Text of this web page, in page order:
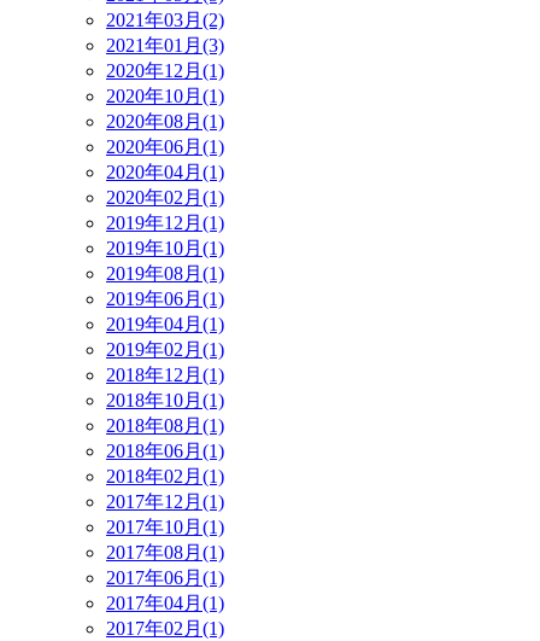
2021年03月(2)
2021年01月(3)
2020年12月(1)
2020年10月(1)
2020年08月(1)
2020年06月(1)
2020年04月(1)
2020年02月(1)
2019年12月(1)
2019年10月(1)
2019年08月(1)
2019年06月(1)
2019年04月(1)
2019年02月(1)
2018年12月(1)
2018年10月(1)
2018年08月(1)
2018年06月(1)
2018年02月(1)
2017年12月(1)
2017年10月(1)
2017年08月(1)
2017年06月(1)
2017年04月(1)
2017年02月(1)